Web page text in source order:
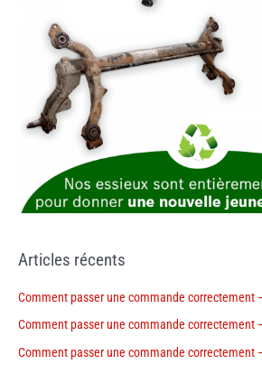
Articles récents
Comment passer une commande correctement
Comment passer une commande correctement
Comment passer une commande correctement